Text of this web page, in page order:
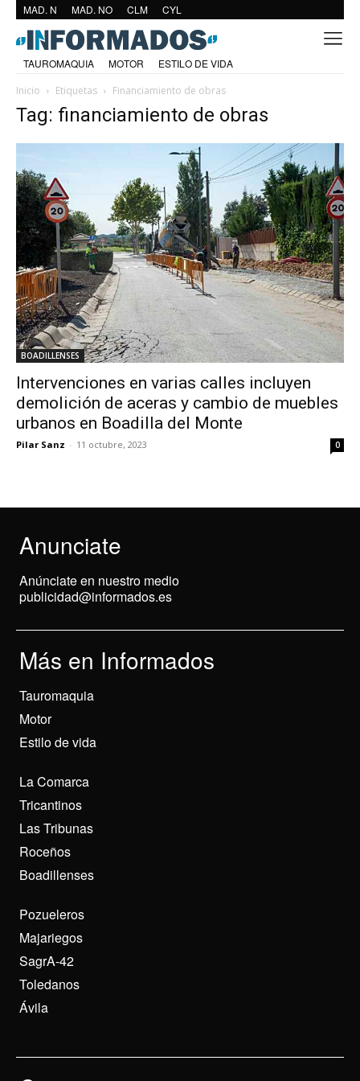
MAD. N MAD. NO CLM CYL
TAUROMAQUIA MOTOR
ESTILO DE VIDA
Inicio
Etiquetas Financiamiento de obras
Tag: financiamiento de obras
BOADILLENSES
Intervenciones en varias calles incluyen
demolición de aceras y cambio de muebles
urbanos en Boadilla del Monte
Pilar Sanz - 11 octubre, 2023 0
Anunciate
Anúnciate en nuestro medio
publicidad@informados.es
Más en Informados
Tauromaquia
Motor
Estilo de vida
La Comarca
Tricantinos
Las Tribunas
Roceños
Boadillenses
Pozueleros
Majariegos
SagrA-42
Toledanos
Ávila